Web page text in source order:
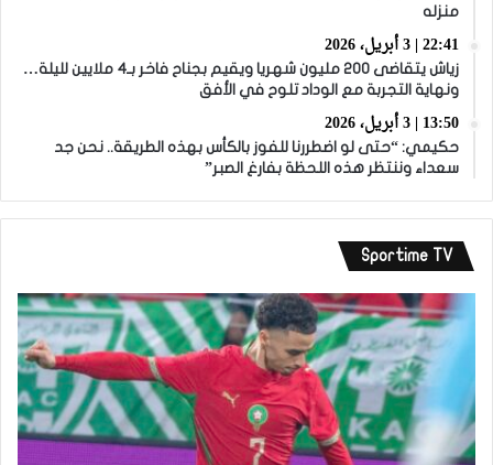
منزله
22:41 | 3 أبريل، 2026
زياش يتقاضى 200 مليون شهريا ويقيم بجناح فاخر بـ4 ملايين لليلة…
ونهاية التجربة مع الوداد تلوح في الأفق
13:50 | 3 أبريل، 2026
حكيمي: “حتى لو اضطررنا للفوز بالكأس بهذه الطريقة.. نحن جد
سعداء وننتظر هذه اللحظة بفارغ الصبر”
Sportime TV